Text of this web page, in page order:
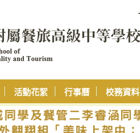
活動花絮 行事曆 校務資料